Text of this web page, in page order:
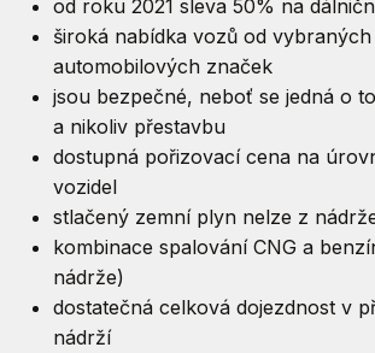
od roku 2021 sleva 50% na
široká nabídka vozů od vybraných
automobilových značek
jsou bezpečné, neboť se jedná o
a nikoliv přestavbu
dostupná pořizovací cena na
vozidel
stlačený zemní plyn nelze z
kombinace spalování CNG a
nádrže)
dostatečná celková dojezdnost v
nádrží